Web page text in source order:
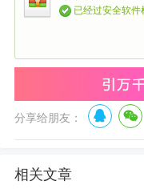
已经过安全软
分享给朋友：
相关文章